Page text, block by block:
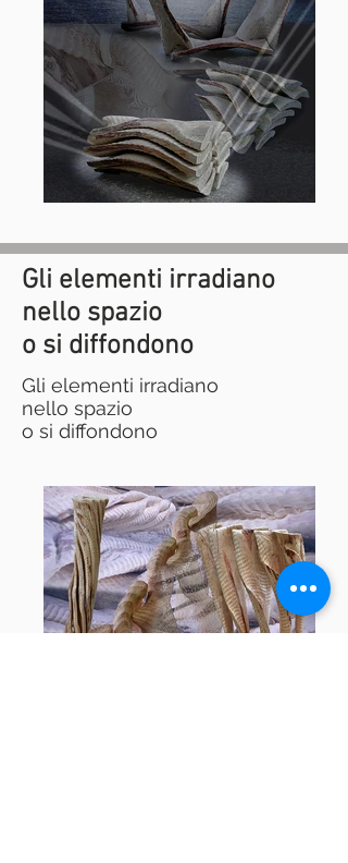
Gli elementi irradiano
nello spazio
o si diffondono
Gli elementi irradiano
nello spazio
o si diffondono